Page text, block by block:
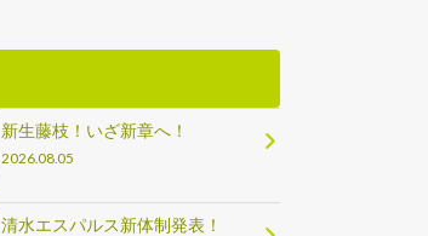
新生藤枝！いざ新章へ！
2026.08.05
清水エスパルス新体制発表！